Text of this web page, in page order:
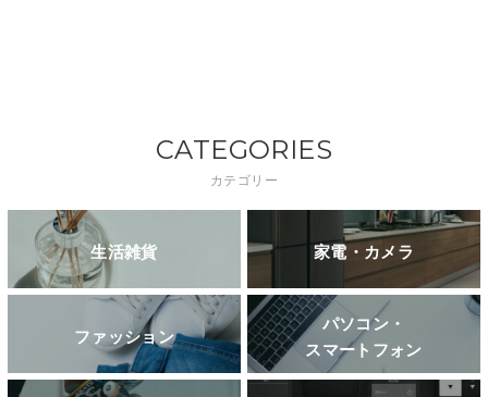
CATEGORIES
カテゴリー
生活雑貨 家電・カメラ
ファッション
パソコン・
スマートフォン